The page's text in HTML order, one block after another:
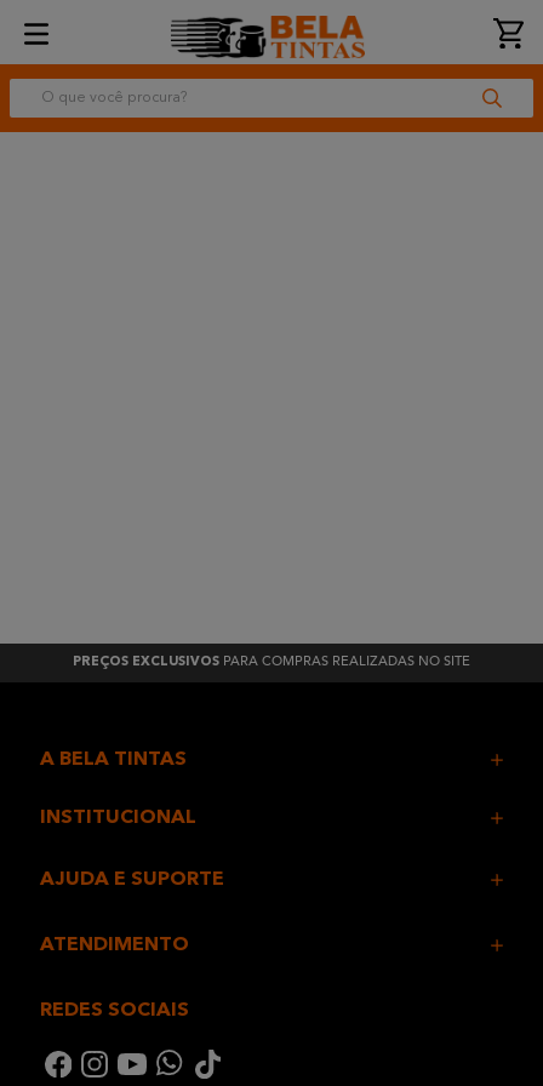
O que você procura?
PREÇOS EXCLUSIVOS PARA COMPRAS REALIZADAS NO SITE
A BELA TINTAS
INSTITUCIONAL
AJUDA E SUPORTE
ATENDIMENTO
REDES SOCIAIS